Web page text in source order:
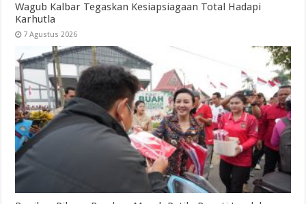
Wagub Kalbar Tegaskan Kesiapsiagaan Total Hadapi
Karhutla
7 Agustus 2026